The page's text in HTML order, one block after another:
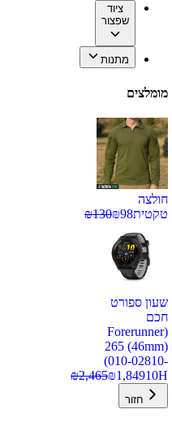
ציוד
שפצור
מתנות
מומלצים
חולצה
טקטית
₪98
₪130
שעון ספורט
חכם
(Forerunner
265 (46mm)
(010-02810-
10H
₪1,849
₪2,465
חזור